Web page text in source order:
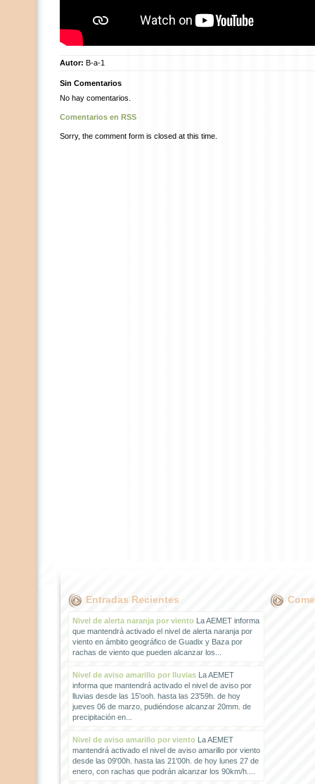
Autor: B-a-1
Sin Comentarios
No hay comentarios.
Comentarios en RSS
Sorry, the comment form is closed at this time.
Entradas Recientes
Nivel de alerta naranja por vientoLa AEMET informa
que mantendrá activado el nivel de alerta naranja por
viento en ámbito geográfico de Guadix y Baza por
rachas de viento que pueden alcanzar los...
Nivel de aviso amarillo por lluviasLa AEMET
informa que mantendrá activado el nivel de aviso por
lluvias desde las 15'ooh. hasta las 23'59h. de hoy
jueves 06 de marzo, pudiéndose alcanzar 20mm. de
precipitación en...
Nivel de aviso amarillo por vientoLa AEMET
mantendrá activado el nivel de aviso amarillo por viento
desde las 09'00h. hasta las 21'00h. de hoy lunes 27 de
enero, con rachas que podrán alcanzar los 90km/h....